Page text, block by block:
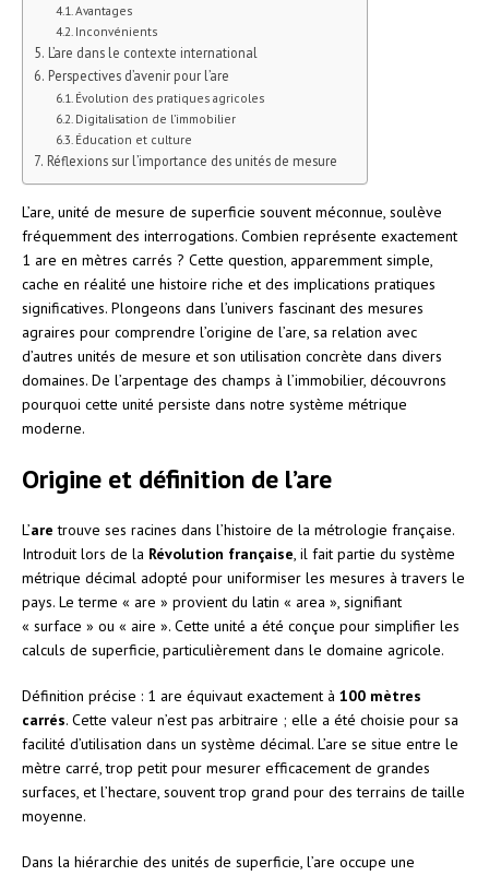
Avantages
Inconvénients
L’are dans le contexte international
Perspectives d’avenir pour l’are
Évolution des pratiques agricoles
Digitalisation de l’immobilier
Éducation et culture
Réflexions sur l’importance des unités de mesure
L’are, unité de mesure de superficie souvent méconnue, soulève
fréquemment des interrogations. Combien représente exactement
1 are en mètres carrés ? Cette question, apparemment simple,
cache en réalité une histoire riche et des implications pratiques
significatives. Plongeons dans l’univers fascinant des mesures
agraires pour comprendre l’origine de l’are, sa relation avec
d’autres unités de mesure et son utilisation concrète dans divers
domaines. De l’arpentage des champs à l’immobilier, découvrons
pourquoi cette unité persiste dans notre système métrique
moderne.
Origine et définition de l’are
L’are trouve ses racines dans l’histoire de la métrologie française.
Introduit lors de la Révolution française , il fait partie du système
métrique décimal adopté pour uniformiser les mesures à travers le
pays. Le terme « are » provient du latin « area », signifiant
« surface » ou « aire ». Cette unité a été conçue pour simplifier les
calculs de superficie, particulièrement dans le domaine agricole.
Définition précise : 1 are équivaut exactement à 100 mètres
carrés. Cette valeur n’est pas arbitraire ; elle a été choisie pour sa
facilité d’utilisation dans un système décimal. L’are se situe entre le
mètre carré, trop petit pour mesurer efficacement de grandes
surfaces, et l’hectare, souvent trop grand pour des terrains de taille
moyenne.
Dans la hiérarchie des unités de superficie, l’are occupe une